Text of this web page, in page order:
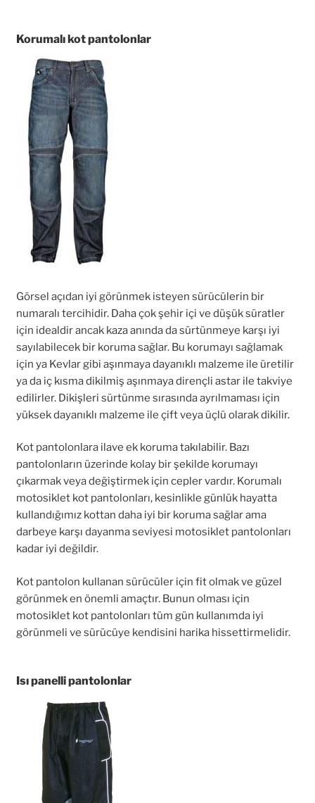
Korumalı kot pantolonlar
Görsel açıdan iyi görünmek isteyen sürücülerin bir
numaralı tercihidir. Daha çok şehir içi ve düşük süratler
için idealdir ancak kaza anında da sürtünmeye karşı iyi
sayılabilecek bir koruma sağlar. Bu korumayı sağlamak
için ya Kevlar gibi aşınmaya dayanıklı malzeme ile üretilir
ya da iç kısma dikilmiş aşınmaya dirençli astar ile takviye
edilirler. Dikişleri sürtünme sırasında ayrılmaması için
yüksek dayanıklı malzeme ile çift veya üçlü olarak dikilir.
Kot pantolonlara ilave ek koruma takılabilir. Bazı
pantolonların üzerinde kolay bir şekilde korumayı
çıkarmak veya değiştirmek için cepler vardır. Korumalı
motosiklet kot pantolonları, kesinlikle günlük hayatta
kullandığımız kottan daha iyi bir koruma sağlar ama
darbeye karşı dayanma seviyesi motosiklet pantolonları
kadar iyi değildir.
Kot pantolon kullanan sürücüler için fit olmak ve güzel
görünmek en önemli amaçtır. Bunun olması için
motosiklet kot pantolonları tüm gün kullanımda iyi
görünmeli ve sürücüye kendisini harika hissettirmelidir.
Isı panelli pantolonlar